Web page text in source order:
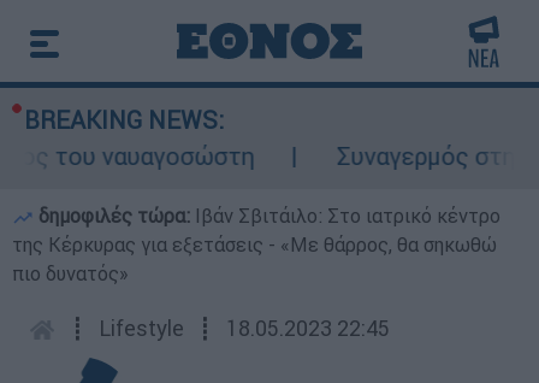
BREAKING NEWS:
του ναυαγοσώστη
Συναγερμός στην
δημοφιλές τώρα: Ιβάν Σβιτάιλο: Στο ιατρικό κέντρο
της Κέρκυρας για εξετάσεις - «Με θάρρος, θα σηκωθώ
πιο δυνατός»
┋ Lifestyle ┋ 18.05.2023 22:45